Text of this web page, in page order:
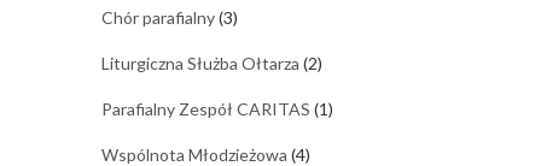
Chór parafialny(3)
Liturgiczna Służba Ołtarza (2)
Parafialny Zespół CARITAS (1)
Wspólnota Młodzieżowa (4)